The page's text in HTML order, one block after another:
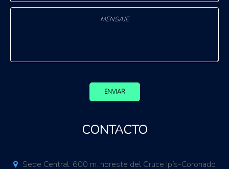
ENVIAR
CONTACTO
Sede Central. 600 m. noreste del Cruce Ipís-Coronado